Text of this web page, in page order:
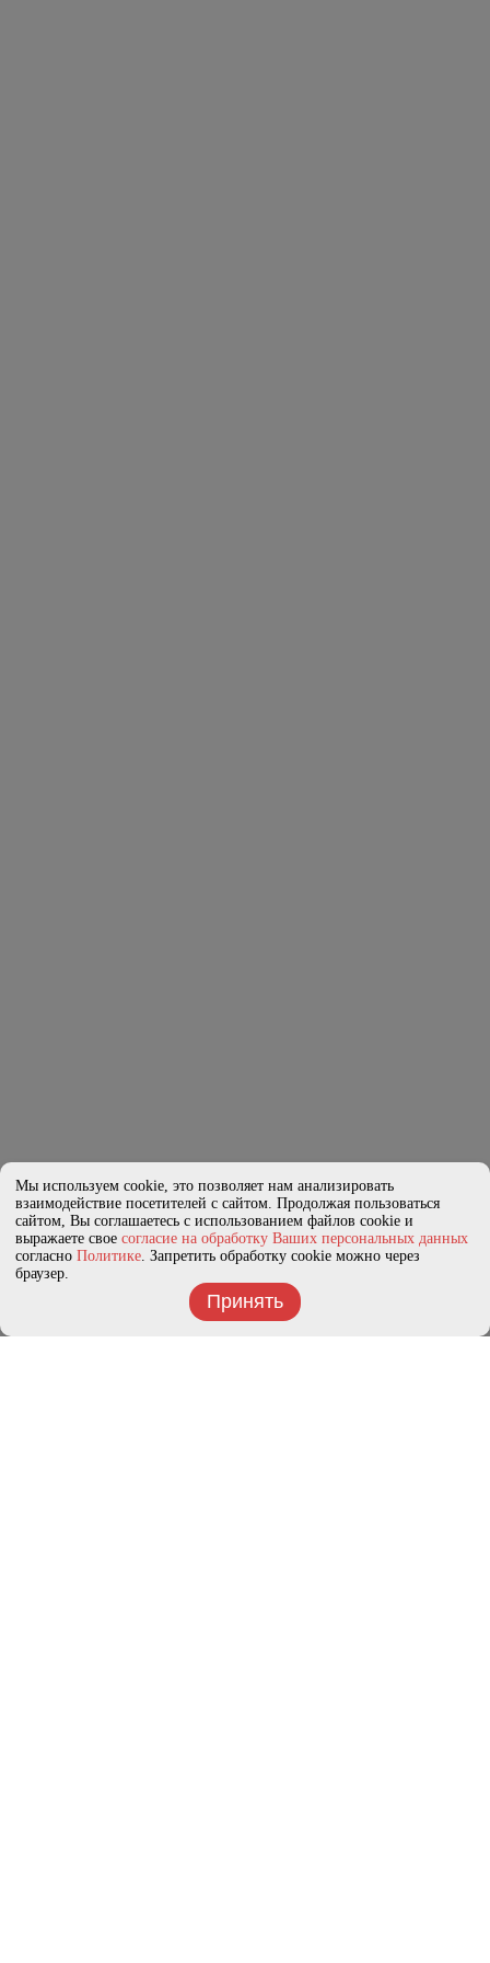
Мы используем cookie, это позволяет нам анализировать
взаимодействие посетителей с сайтом. Продолжая пользоваться
сайтом, Вы соглашаетесь с использованием файлов cookie и
выражаете свое согласие на обработку Ваших персональных данных
согласно Политике. Запретить обработку cookie можно через
браузер.
Принять